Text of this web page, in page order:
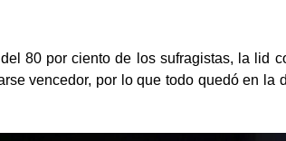
80 por ciento de los sufragistas, la lid
vencedor, por lo que todo quedó en la